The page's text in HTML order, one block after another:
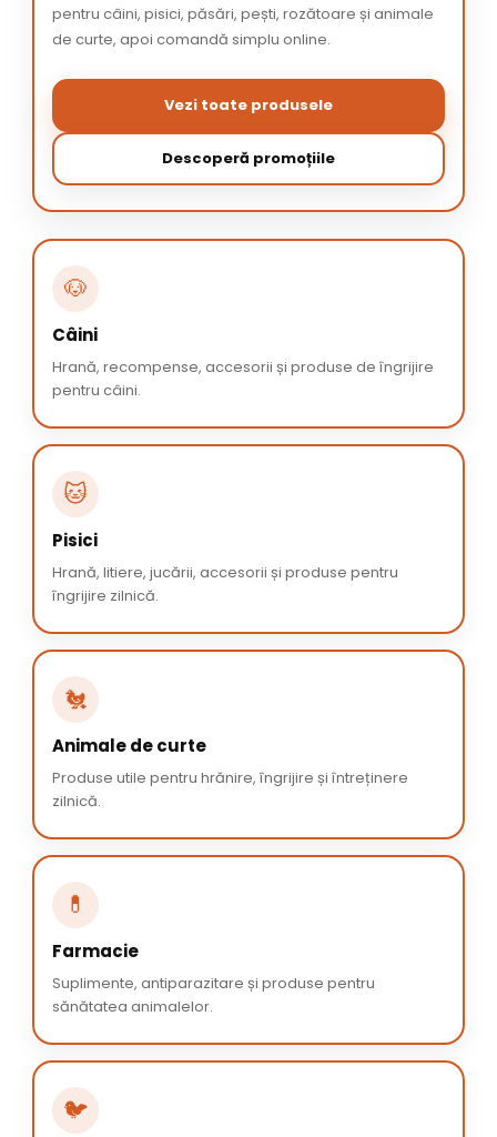
pentru câini, pisici, păsări, pești, rozătoare și animale
de curte, apoi comandă simplu online.
Vezi toate produsele
Descoperă promoțiile
🐶
Câini
Hrană, recompense, accesorii și produse de îngrijire
pentru câini.
🐱
Pisici
Hrană, litiere, jucării, accesorii și produse pentru
îngrijire zilnică.
🐔
Animale de curte
Produse utile pentru hrănire, îngrijire și întreținere
zilnică.
💊
Farmacie
Suplimente, antiparazitare și produse pentru
sănătatea animalelor.
🐦